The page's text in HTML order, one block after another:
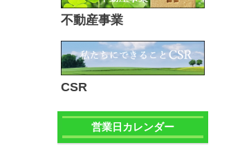
不動産事業
CSR
営業日カレンダー